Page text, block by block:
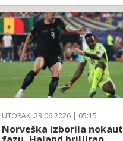
UTORAK, 23.06.2026 | 05:15
Norveška izborila nokaut